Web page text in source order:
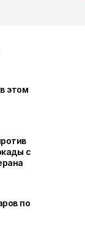
этом
с
по